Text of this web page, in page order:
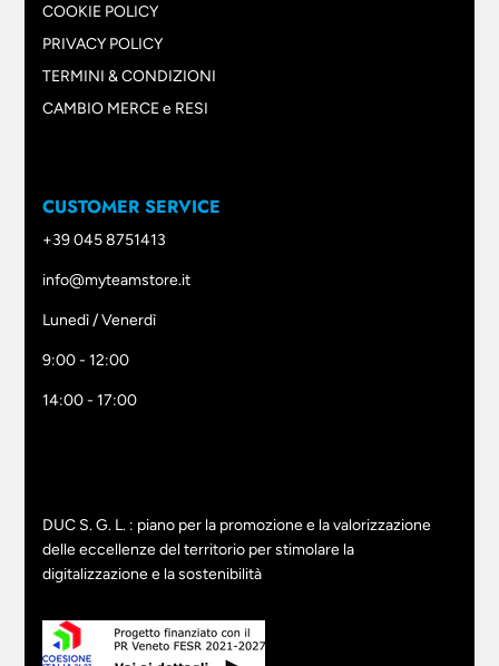
COOKIE POLICY
PRIVACY POLICY
TERMINI & CONDIZIONI
CAMBIO MERCE e RESI
CUSTOMER SERVICE
+39 045 8751413
info@myteamstore.it
Lunedì / Venerdì
9:00 - 12:00
14:00 - 17:00
DUC S. G. L. : piano per la promozione e la valorizzazione
delle eccellenze del territorio per stimolare la
digitalizzazione e la sostenibilità